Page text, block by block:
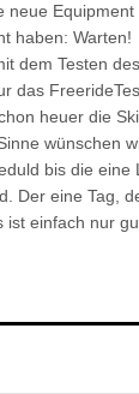
neue
haben: Warten!
dem Testen
das
heuer die
wünschen
bis die eine
Der eine Tag,
ist einfach nur